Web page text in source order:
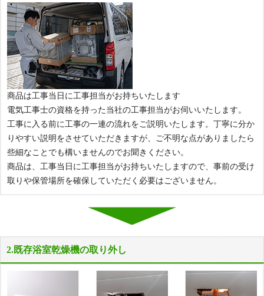
商品は工事当日に工事担当がお持ちいたします
電気工事士の資格を持った当社の工事担当がお伺いいたします。
工事に入る前に工事の一連の流れをご説明いたします。丁寧に分か
りやすい説明をさせていただきますが、ご不明な点がありましたら
些細なことでも構いませんのでお聞きください。
商品は、工事当日に工事担当がお持ちいたしますので、事前の受け
取りや保管場所を確保していただく必要はございません。
2.既存浴室乾燥機の取り外し